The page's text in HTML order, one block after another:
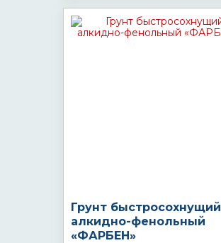
Грунт быстросохнущий
алкидно-фенольный
«ФАРБЕН»